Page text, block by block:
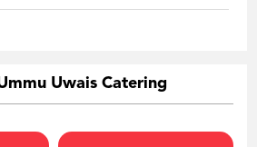
Uwais Catering